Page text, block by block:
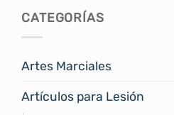
CATEGORÍAS
Artes Marciales
Artículos para Lesión